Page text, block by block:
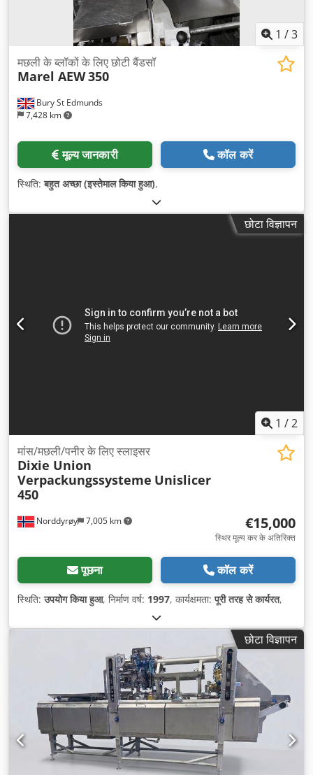
1 /3
Bury St Edmunds
7,428 km
मछली के ब्लॉकों के लिए छोटी बैंडसॉ
Marel AEW350
मूल्य जानकारी कॉल करें
स्थिति:बहुत अच्छा (इस्तेमाल किया हुआ),
छोटा विज्ञापन
1 /2
Norddyrøy 7,005 km
मांस/मछली/पनीर के लिए स्लाइसर
Dixie Union
Verpackungssysteme Unislicer
450
€15,000
स्थिर मूल्य कर के अतिरिक्त
पूछना कॉल करें
स्थिति:उपयोग किया हुआ, निर्माण वर्ष: 1997, कार्यक्षमता:पूरी तरह से कार्यरत,
छोटा विज्ञापन